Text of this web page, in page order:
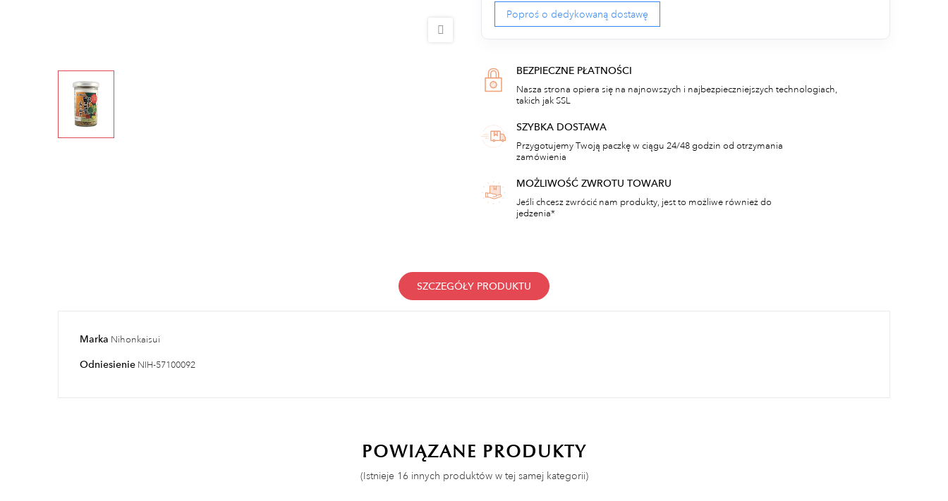
Poproś o dedykowaną dostawę
BEZPIECZNE PŁATNOŚCI
Nasza strona opiera się na najnowszych i najbezpieczniejszych technologiach,
takich jak SSL
SZYBKA DOSTAWA
Przygotujemy Twoją paczkę w ciągu 24/48 godzin od otrzymania
zamówienia
MOŻLIWOŚĆ ZWROTU TOWARU
Jeśli chcesz zwrócić nam produkty, jest to możliwe również do
jedzenia*
SZCZEGÓŁY PRODUKTU
Marka Nihonkaisui
Odniesienie NIH-57100092
POWIĄZANE PRODUKTY
(Istnieje 16 innych produktów w tej samej kategorii)